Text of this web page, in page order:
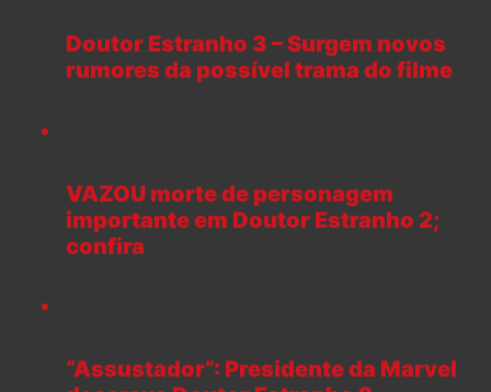
Doutor Estranho 3 – Surgem novos
rumores da possível trama do filme
VAZOU morte de personagem
importante em Doutor Estranho 2;
confira
“Assustador”: Presidente da Marvel